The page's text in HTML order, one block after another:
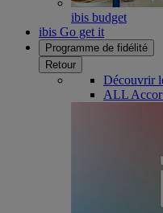
ibis budget
ibis Go get it
Programme de fidélité
Retour
Découvrir
ALL